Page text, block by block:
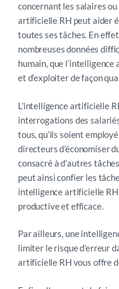
concernant les salaires
artificielle RH peut aider
toutes ses tâches. En
nombreuses données
humain, que
et d’exploiter de façon
L’intelligence artificielle
interrogations des
tous, qu’ils soient
directeurs d’économiser
consacré à d’autres
peut ainsi confier les
intelligence artificielle
productive et efficace.
Par ailleurs, une
limiter le risque d’erreur
artificielle RH vous offre